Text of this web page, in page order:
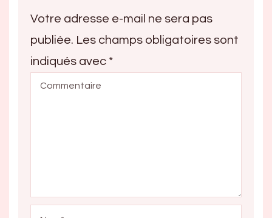
Votre adresse e-mail ne sera pas
publiée. Les champs obligatoires sont
indiqués avec *